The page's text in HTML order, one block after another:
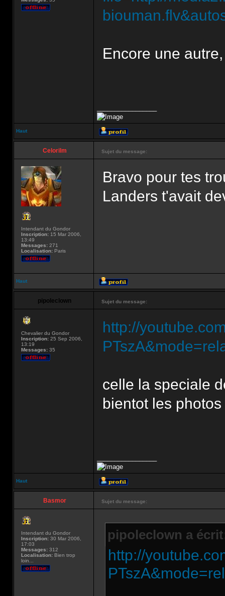
Encore une
Haut
Celorilm Sujet du message:
Intendant du Gondor
Inscription: 15 Mar 2006,
13:49
Messages: 271
Localisation: Paris
Bravo pour tes
Landers t'avait
Haut
pipoleclown Sujet du message:
Chevalier du Gondor
Inscription: 25 Sep 2006,
13:19
Messages: 35
http://
celle la speciale
bientot les
Haut
Basmor Sujet du message:
Intendant du Gondor
Inscription: 30 Mar 2006,
17:03
Messages: 312
Localisation: Bien trop
loin...
pipoleclown a
http://